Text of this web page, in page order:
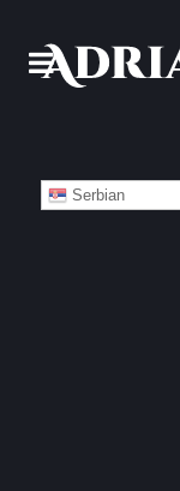
Serbian